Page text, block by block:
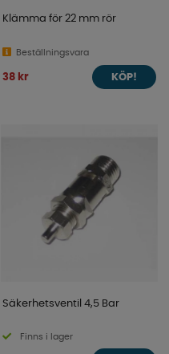
Klämma för 22 mm rör
Beställningsvara
38 kr KÖP!
Säkerhetsventil 4,5 Bar
Finns i lager